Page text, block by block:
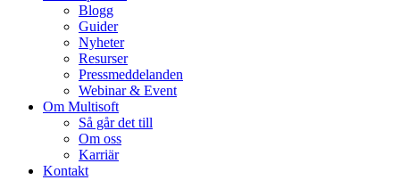
Blogg
Guider
Nyheter
Resurser
Pressmeddelanden
Webinar & Event
Om Multisoft
Så går det till
Om oss
Karriär
Kontakt